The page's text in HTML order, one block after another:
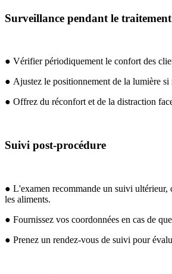
Surveillance pendant le traitement
● Vérifier périodiquement le confort des
● Ajustez le positionnement de la lumière si
● Offrez du réconfort et de la distraction
Suivi post-procédure
● L'examen recommande un suivi ultérieur,
les aliments.
● Fournissez vos coordonnées en cas de
● Prenez un rendez-vous de suivi pour